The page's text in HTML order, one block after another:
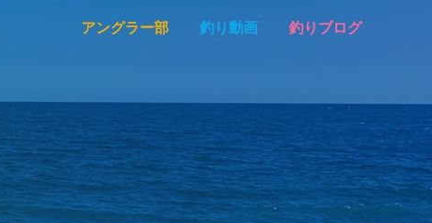
アングラー部 釣り動画 釣りブログ